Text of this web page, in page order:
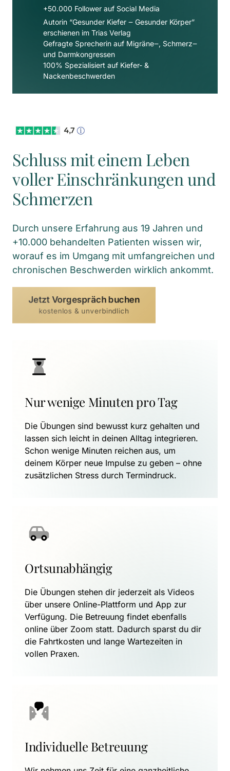
+50.000 Follower auf Social Media​
Autorin “Gesunder Kiefer ‒ Gesunder Körper”
erschienen im Trias Verlag
Gefragte Sprecherin auf Migräne‒, Schmerz‒
und Darmkongressen
100% Spezialisiert auf Kiefer- &
Nackenbeschwerden
Schluss mit einem Leben
voller Einschränkungen und
Schmerzen
Durch unsere Erfahrung aus 19 Jahren und
+10.000 behandelten Patienten wissen wir,
worauf es im Umgang mit umfangreichen und
chronischen Beschwerden wirklich ankommt.
Jetzt Vorgespräch buchen
kostenlos & unverbindlich
Nur wenige Minuten pro Tag
Die Übungen sind bewusst kurz gehalten und
lassen sich leicht in deinen Alltag integrieren.
Schon wenige Minuten reichen aus, um
deinem Körper neue Impulse zu geben – ohne
zusätzlichen Stress durch Termindruck.
Ortsunabhängig
Die Übungen stehen dir jederzeit als Videos
über unsere Online-Plattform und App zur
Verfügung. Die Betreuung findet ebenfalls
online über Zoom statt. Dadurch sparst du dir
die Fahrtkosten und lange Wartezeiten in
vollen Praxen.
Individuelle Betreuung